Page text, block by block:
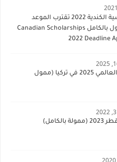
المنح الدراسية الكندية 2022 تقترب الموعد
النهائي | ممول بالكامل Canadian Scholarships
2022 Deadline
قمة التغيير العالمي 2025 في تركيا (ممول